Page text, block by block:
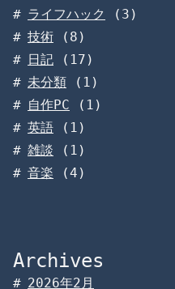
ライフハック
(3)
技術 (8)
日記 (17)
未分類 (1)
自作PC (1)
英語 (1)
雑談 (1)
音楽 (4)
Archives
2026年2月